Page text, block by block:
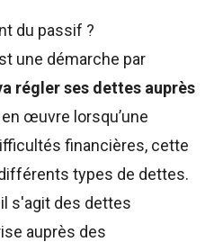
du passif ?
une démarche par
régler ses dettes auprès
œuvre lorsqu’une
financières, cette
types de dettes.
il s'agit des dettes
auprès des